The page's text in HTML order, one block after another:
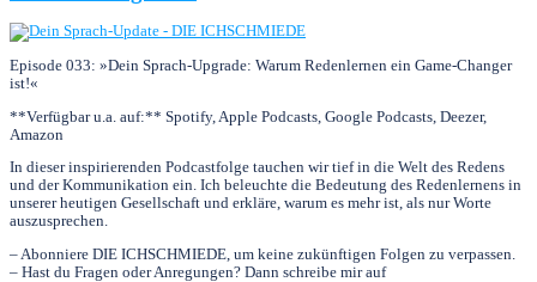
Episode 033: »Dein Sprach-Upgrade: Warum Redenlernen ein Game-Changer
ist!«
**Verfügbar u.a. auf:** Spotify, Apple Podcasts, Google Podcasts, Deezer,
Amazon
In dieser inspirierenden Podcastfolge tauchen wir tief in die Welt des Redens
und der Kommunikation ein. Ich beleuchte die Bedeutung des Redenlernens in
unserer heutigen Gesellschaft und erkläre, warum es mehr ist, als nur Worte
auszusprechen.
– Abonniere DIE ICHSCHMIEDE, um keine zukünftigen Folgen zu verpassen.
– Hast du Fragen oder Anregungen? Dann schreibe mir auf